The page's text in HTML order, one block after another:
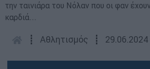
την ταινιάρα του Νόλαν που οι φαν
καρδιά...
┋ Αθλητισμός ┋ 29.06.2024